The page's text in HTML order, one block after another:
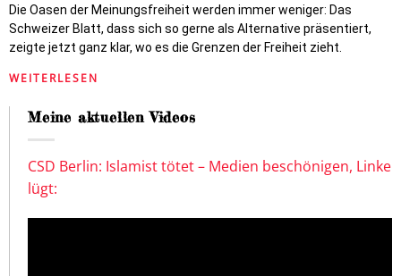
Die Oasen der Meinungsfreiheit werden immer weniger: Das
Schweizer Blatt, dass sich so gerne als Alternative präsentiert,
zeigte jetzt ganz klar, wo es die Grenzen der Freiheit zieht.
WEITERLESEN
Meine aktuellen Videos
CSD Berlin: Islamist tötet – Medien beschönigen, Linke
lügt: